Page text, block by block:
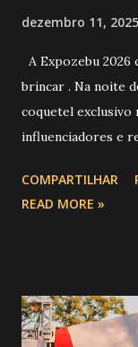
dezembro 11, 2025
A Expozebu
brincar . Na noite
coquetel exclusivo
influenciadores e
festa : a chegada
do Circuito Rancho
impacto é tão
agora é Expozebu
COMPARTILHAR
READ MORE »